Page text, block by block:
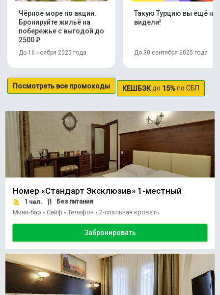
Чёрное море по акции.
Бронируйте жильё на
побережье с выгодой до
2500 ₽
До 16 ноября 2025 года
Такую Турцию вы ещё не
видели!
До 30 сентября 2025 года
Посмотреть все промокоды КЕШБЭКдо 15%по СБП
Номер «Стандарт Эксклюзив» 1-местный
1 чел.
Без питания
Мини-бар • Сейф • Телефон • 2-спальная кровать
Забронировать